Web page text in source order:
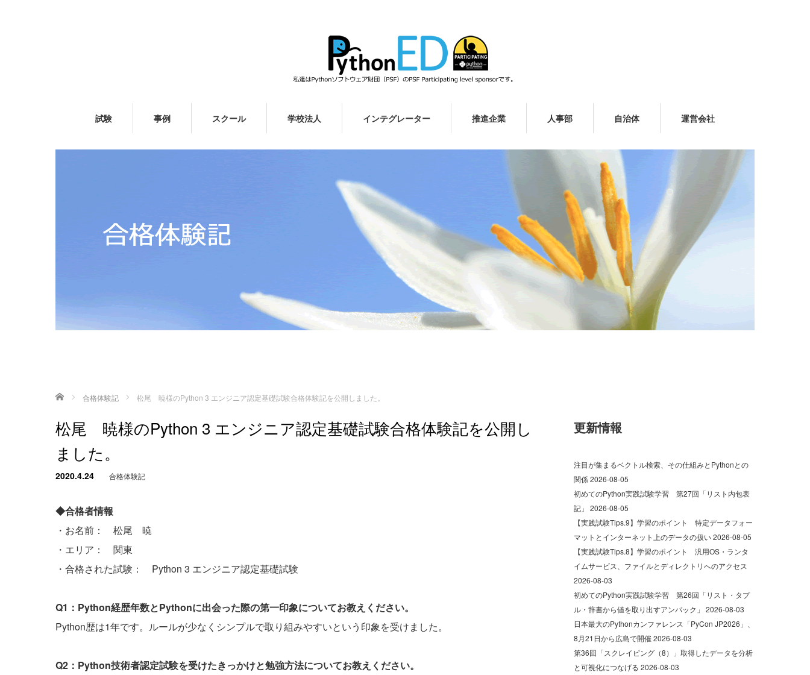
試験 事例 スクール 学校法人 インテグレーター 推進企業 人事部 自治体 運営会社
ホーム 合格体験記 松尾 暁様のPython 3 エンジニア認定基礎試験合格体験記を公開しました。
松尾 暁様のPython 3 エンジニア認定基礎試験合格体験記を公開し
ました。
2020.4.24 合格体験記
◆合格者情報
・お名前： 松尾 暁
・エリア： 関東
・合格された試験： Python 3 エンジニア認定基礎試験
Q1：Python経歴年数とPythonに出会った際の第一印象についてお教えください。
Python歴は1年です。ルールが少なくシンプルで取り組みやすいという印象を受けました。
Q2：Python技術者認定試験を受けたきっかけと勉強方法についてお教えください。
更新情報
注目が集まるベクトル検索、その仕組みとPythonとの
関係2026-08-05
初めてのPython実践試験学習 第27回「リスト内包表
記」 2026-08-05
【実践試験Tips.9】学習のポイント 特定データフォー
マットとインターネット上のデータの扱い2026-08-05
【実践試験Tips.8】学習のポイント 汎用OS・ランタ
イムサービス、ファイルとディレクトリへのアクセス
2026-08-03
初めてのPython実践試験学習 第26回「リスト・タプ
ル・辞書から値を取り出すアンパック」 2026-08-03
日本最大のPythonカンファレンス「PyCon JP2026」、
8月21日から広島で開催2026-08-03
第36回「スクレイピング（8）」取得したデータを分析
と可視化につなげる 2026-08-03